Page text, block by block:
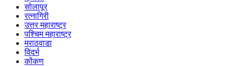
सोलापूर
रत्नागिरी
उत्तर महाराष्ट्र
पश्चिम महाराष्ट्र
मराठवाडा
विदर्भ
कोंकण